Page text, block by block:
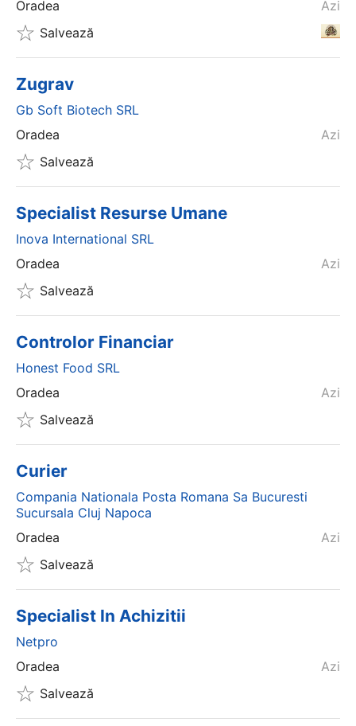
Azi
Oradea
Salvează
Zugrav
Gb Soft Biotech SRL
Azi
Oradea
Salvează
Specialist Resurse Umane
Inova International SRL
Azi
Oradea
Salvează
Controlor Financiar
Honest Food SRL
Azi
Oradea
Salvează
Curier
Compania Nationala Posta Romana Sa Bucuresti
Sucursala Cluj Napoca
Azi
Oradea
Salvează
Specialist In Achizitii
Netpro
Azi
Oradea
Salvează